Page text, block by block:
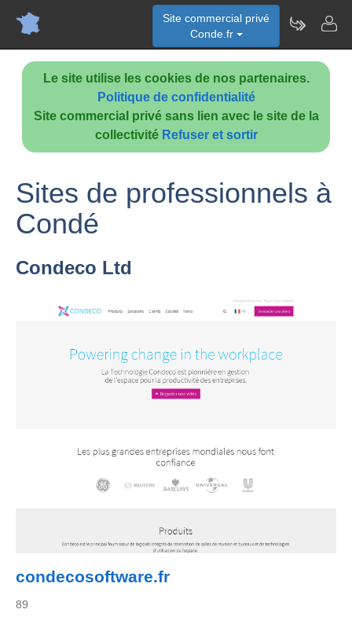
Le site utilise les cookies de nos partenaires.
Politique de confidentialité
Site commercial privé sans lien avec le site de la
collectivité Refuser et sortir
Site commercial privé
Conde.fr
Sites de professionnels à
Condé
Condeco Ltd
condecosoftware.fr
89